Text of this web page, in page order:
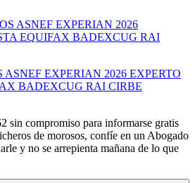
ASNEF EXPERIAN 2026 EXPERTO
BADEXCUG RAI CIRBE
sin compromiso para informarse gratis
de morosos, confíe en un Abogado
y no se arrepienta mañana de lo que